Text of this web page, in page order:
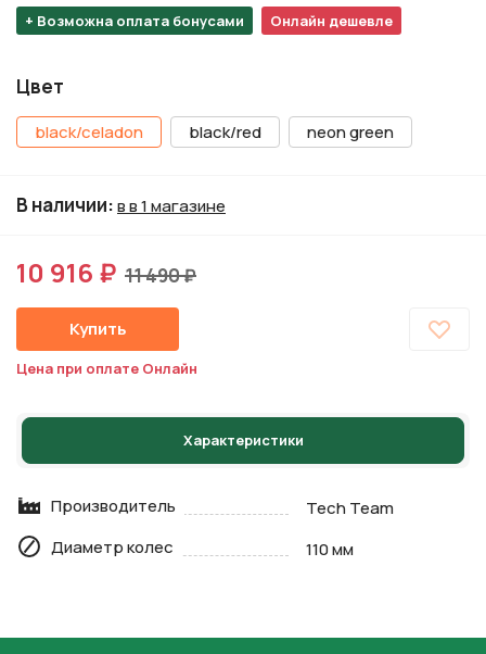
+ Возможна оплата бонусами Онлайн дешевле
Цвет
black/celadon black/red neon green
В наличии:в в 1 магазине
10 916 ₽ 11 490 ₽
Купить
Цена при оплате Онлайн
Характеристики
Производитель
Tech Team
Диаметр колес
110 мм